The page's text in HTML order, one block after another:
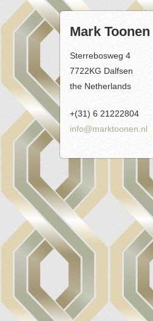
Mark Toonen
Sterrebosweg 4
7722KG Dalfsen
the Netherlands
+(31) 6 21222804
info@marktoonen.nl